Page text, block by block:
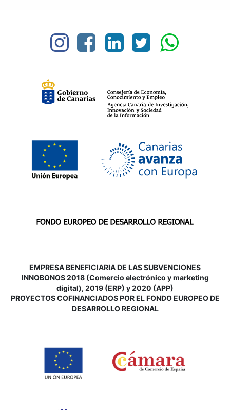
EMPRESA BENEFICIARIA DE LAS SUBVENCIONES
INNOBONOS 2018 (Comercio electrónico y marketing
digital), 2019 (ERP) y 2020 (APP)
PROYECTOS COFINANCIADOS POR EL FONDO EUROPEO DE
DESARROLLO REGIONAL